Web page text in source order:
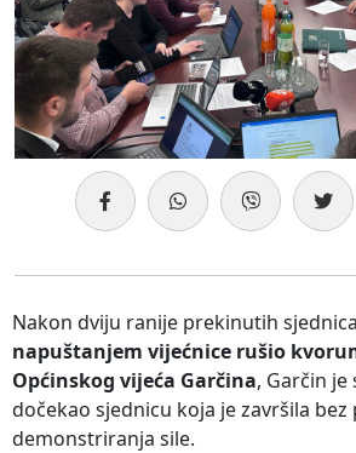
Nakon dviju ranije prekinutih
napuštanjem vijećnice rušio
Općinskog vijeća Garčina, Garčin
dočekao sjednicu koja je završila
demonstriranja sile.